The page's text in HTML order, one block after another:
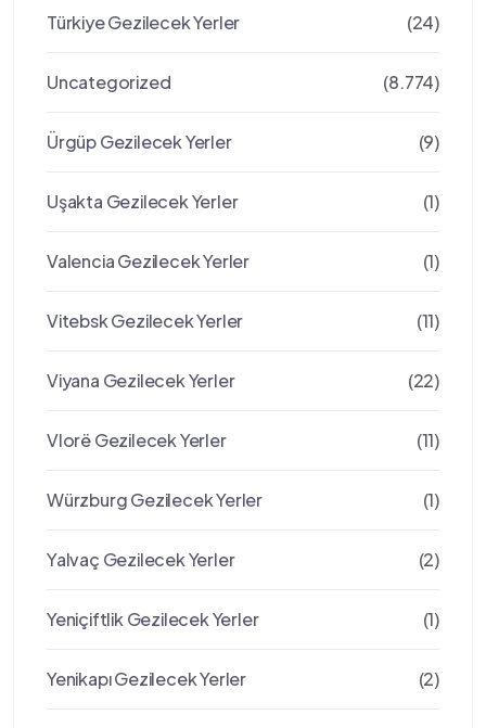
Türkiye Gezilecek Yerler (24)
Uncategorized (8.774)
Ürgüp Gezilecek Yerler (9)
Uşakta Gezilecek Yerler (1)
Valencia Gezilecek Yerler (1)
Vitebsk Gezilecek Yerler (11)
Viyana Gezilecek Yerler (22)
Vlorë Gezilecek Yerler (11)
Würzburg Gezilecek Yerler (1)
Yalvaç Gezilecek Yerler (2)
Yeniçiftlik Gezilecek Yerler (1)
Yenikapı Gezilecek Yerler (2)